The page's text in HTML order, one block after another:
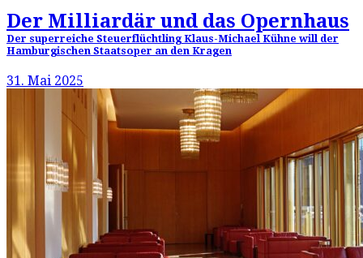
Der Milliardär und das Opernhaus
Der superreiche Steuerflüchtling Klaus-Michael Kühne will der
Hamburgischen Staatsoper an den Kragen
31. Mai 2025